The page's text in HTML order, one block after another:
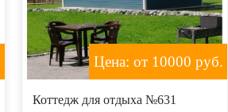
Цена: от 10000 руб.
Коттедж для отдыха №631